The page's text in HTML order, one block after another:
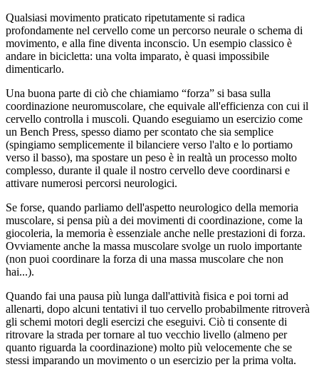
Qualsiasi movimento praticato ripetutamente si radica
profondamente nel cervello come un percorso neurale o schema di
movimento, e alla fine diventa inconscio. Un esempio classico è
andare in bicicletta: una volta imparato, è quasi impossibile
dimenticarlo.
Una buona parte di ciò che chiamiamo “forza” si basa sulla
coordinazione neuromuscolare, che equivale all'efficienza con cui il
cervello controlla i muscoli. Quando eseguiamo un esercizio come
un Bench Press, spesso diamo per scontato che sia semplice
(spingiamo semplicemente il bilanciere verso l'alto e lo portiamo
verso il basso), ma spostare un peso è in realtà un processo molto
complesso, durante il quale il nostro cervello deve coordinarsi e
attivare numerosi percorsi neurologici.
Se forse, quando parliamo dell'aspetto neurologico della memoria
muscolare, si pensa più a dei movimenti di coordinazione, come la
giocoleria, la memoria è essenziale anche nelle prestazioni di forza.
Ovviamente anche la massa muscolare svolge un ruolo importante
(non puoi coordinare la forza di una massa muscolare che non
hai...).
Quando fai una pausa più lunga dall'attività fisica e poi torni ad
allenarti, dopo alcuni tentativi il tuo cervello probabilmente ritroverà
gli schemi motori degli esercizi che eseguivi. Ciò ti consente di
ritrovare la strada per tornare al tuo vecchio livello (almeno per
quanto riguarda la coordinazione) molto più velocemente che se
stessi imparando un movimento o un esercizio per la prima volta.